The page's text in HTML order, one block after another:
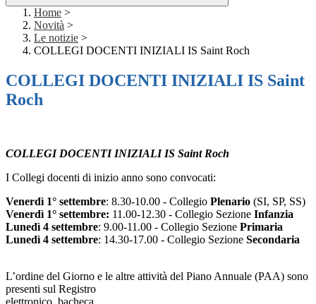
Home >
Novità >
Le notizie >
COLLEGI DOCENTI INIZIALI IS Saint Roch
COLLEGI DOCENTI INIZIALI IS Saint
Roch
COLLEGI DOCENTI INIZIALI IS Saint Roch
I Collegi docenti di inizio anno sono convocati:
Venerdì 1° settembre: 8.30-10.00 - Collegio Plenario (SI, SP, SS)
Venerdì 1° settembre: 11.00-12.30 - Collegio Sezione Infanzia
Lunedì 4 settembre: 9.00-11.00 - Collegio Sezione Primaria
Lunedì 4 settembre: 14.30-17.00 - Collegio Sezione Secondaria
L’ordine del Giorno e le altre attività del Piano Annuale (PAA) sono
presenti sul Registro